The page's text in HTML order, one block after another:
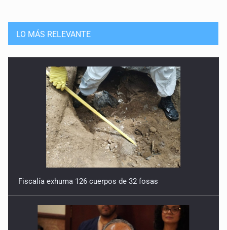
LO MÁS RELEVANTE
Fiscalía exhuma 126 cuerpos de 32 fosas